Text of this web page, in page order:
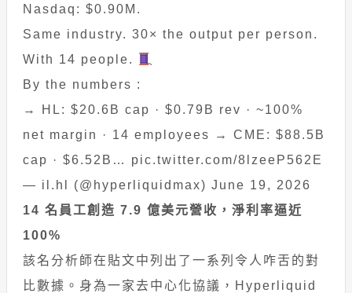
Nasdaq: $0.90M.
Same industry. 30× the output per person.
With 14 people.
By the numbers :
→ HL: $20.6B cap · $0.79B rev · ~100%
net margin · 14 employees → CME: $88.5B
cap · $6.52B… pic.twitter.com/8lzeeP562E
— il.hl (@hyperliquidmax) June 19, 2026
14 名員工創造 7.9 億美元營收，淨利率逼近
100%
該名分析師在貼文中列出了一系列令人咋舌的對
比數據。身為一家去中心化協議，Hyperliquid